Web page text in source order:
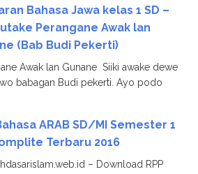
Bahasa Jawa kelas 1 SD –
Perangane Awak lan
(Bab Budi Pekerti)
Awak lan Gunane Siiki awake dewe
babagan Budi pekerti. Ayo podo
ARAB SD/MI Semester 1
Terbaru 2016
– Download RPP